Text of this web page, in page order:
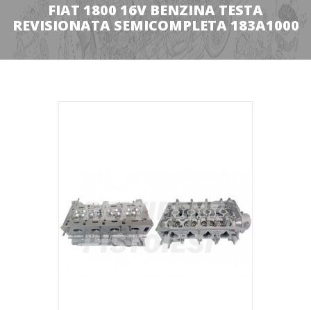
FIAT 1800 16V BENZINA TESTA
REVISIONATA SEMICOMPLETA 183A1000